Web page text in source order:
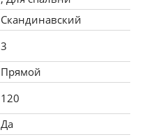
Скандинавский
3
Прямой
120
Да